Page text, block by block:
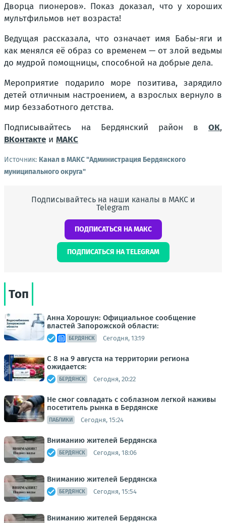
Дворца пионеров». Показ доказал, что у хороших
мультфильмов нет возраста!
Ведущая рассказала, что означает имя Бабы-яги и
как менялся её образ со временем — от злой ведьмы
до мудрой помощницы, способной на добрые дела.
Мероприятие подарило море позитива, зарядило
детей отличным настроением, а взрослых вернуло в
мир беззаботного детства.
Подписывайтесь на Бердянский район в ОК,
ВКонтакте и МАКС
Источник: Канал в МАКС "Администрация Бердянского
муниципального округа"
Подписывайтесь на наши каналы в МАКС и
Telegram
ПОДПИСАТЬСЯ НА МАКС
ПОДПИСАТЬСЯ НА TELEGRAM
Топ
Анна Хорошун: Официальное сообщение
властей Запорожской области:
БЕРДЯНСК Сегодня, 13:19
С 8 на 9 августа на территории региона
ожидается:
БЕРДЯНСК Сегодня, 20:22
Не смог совладать с соблазном легкой наживы
посетитель рынка в Бердянске
ПАБЛИКИ Сегодня, 15:24
Вниманию жителей Бердянска
БЕРДЯНСК Сегодня, 18:06
Вниманию жителей Бердянска
БЕРДЯНСК Сегодня, 15:54
Вниманию жителей Бердянска